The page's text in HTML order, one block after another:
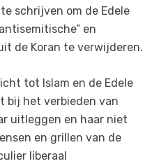
schrijven om de Edele
en
de Koran te verwijderen.
tot Islam en de Edele
bij het verbieden van
uitleggen en haar niet
en grillen van de
liberaal